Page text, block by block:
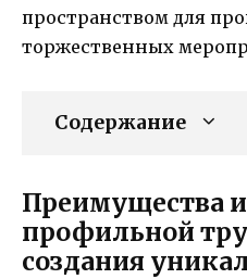
пространством для
торжественных
Содержание
Преимущества
профильной
создания